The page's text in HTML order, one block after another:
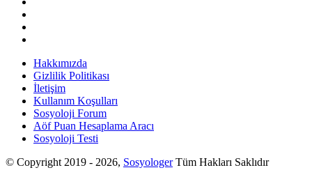
Hakkımızda
Gizlilik Politikası
İletişim
Kullanım Koşulları
Sosyoloji Forum
Aöf Puan Hesaplama Aracı
Sosyoloji Testi
© Copyright 2019 - 2026, SosyologerTüm Hakları Saklıdır